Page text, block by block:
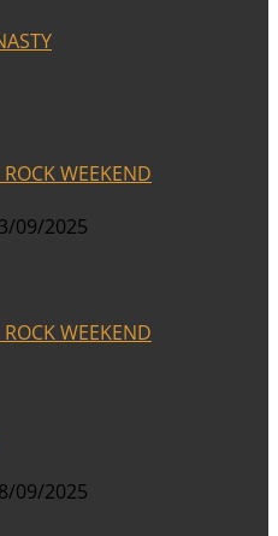
WEEKEND
09/2025
WEEKEND
09/2025